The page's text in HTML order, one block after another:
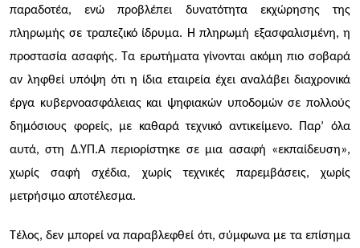
παραδοτέα, ενώ προβλέπει δυνατότητα εκχώρησης της
πληρωμής σε τραπεζικό ίδρυμα. Η πληρωμή εξασφαλισμένη, η
προστασία ασαφής. Τα ερωτήματα γίνονται ακόμη πιο σοβαρά
αν ληφθεί υπόψη ότι η ίδια εταιρεία έχει αναλάβει διαχρονικά
έργα κυβερνοασφάλειας και ψηφιακών υποδομών σε πολλούς
δημόσιους φορείς, με καθαρά τεχνικό αντικείμενο. Παρ’ όλα
αυτά, στη Δ.ΥΠ.Α περιορίστηκε σε μια ασαφή «εκπαίδευση»,
χωρίς σαφή σχέδια, χωρίς τεχνικές παρεμβάσεις, χωρίς
μετρήσιμο αποτέλεσμα.
Τέλος, δεν μπορεί να παραβλεφθεί ότι, σύμφωνα με τα επίσημα